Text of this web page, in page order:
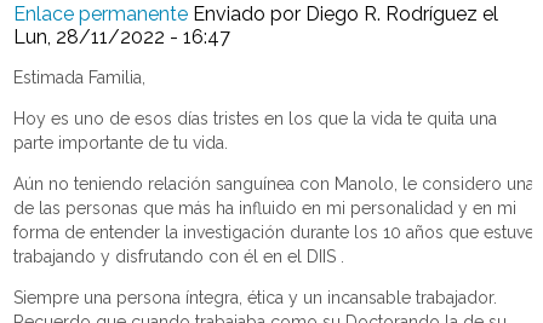
Enlace permanente Enviado por Diego R. Rodríguez el
Lun, 28/11/2022 - 16:47
Estimada Familia,
Hoy es uno de esos días tristes en los que la vida te quita una
parte importante de tu vida.
Aún no teniendo relación sanguínea con Manolo, le considero una
de las personas que más ha influido en mi personalidad y en mi
forma de entender la investigación durante los 10 años que estuve
trabajando y disfrutando con él en el DIIS .
Siempre una persona íntegra, ética y un incansable trabajador.